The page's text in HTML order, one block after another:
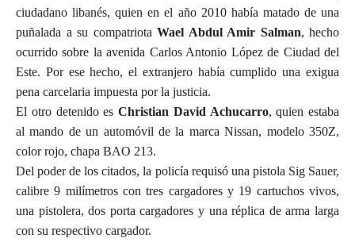
ciudadano libanés, quien en el año 2010 había matado de una
puñalada a su compatriota Wael Abdul Amir Salman, hecho
ocurrido sobre la avenida Carlos Antonio López de Ciudad del
Este. Por ese hecho, el extranjero había cumplido una exigua
pena carcelaria impuesta por la justicia.
El otro detenido es Christian David Achucarro, quien estaba
al mando de un automóvil de la marca Nissan, modelo 350Z,
color rojo, chapa BAO 213.
Del poder de los citados, la policía requisó una pistola Sig Sauer,
calibre 9 milímetros con tres cargadores y 19 cartuchos vivos,
una pistolera, dos porta cargadores y una réplica de arma larga
con su respectivo cargador.